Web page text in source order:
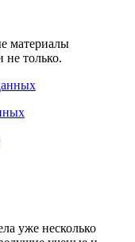
материалы
не только.
уже несколько